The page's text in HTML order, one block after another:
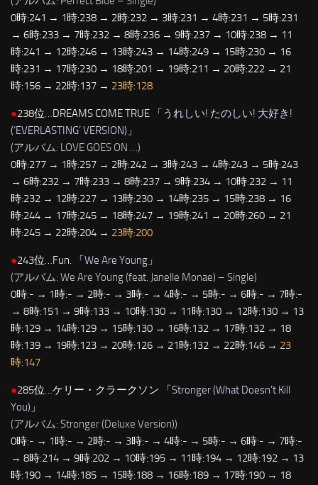
0時:241 → 1時:238 → 2時:232 → 3時:231 → 4時:231 → 5時:231
→ 6時:233 → 7時:232 → 8時:236 → 9時:237 → 10時:238 → 11
時:241 → 12時:246 → 13時:243 → 14時:249 → 15時:230 → 16
時:231 → 17時:230 → 18時:201 → 19時:211 → 20時:222 → 21
時:156 → 22時:137 → 23時:128
●238位…DREAMS COME TRUE 「うれしい! たのしい! 大好き!
(‘EVERLASTING’ VERSION) 」
(アルバム: LOVE GOES ON …)
0時:277 → 1時:257 → 2時:242 → 3時:243 → 4時:243 → 5時:243
→ 6時:232 → 7時:233 → 8時:237 → 9時:234 → 10時:232 → 11
時:232 → 12時:227 → 13時:230 → 14時:235 → 15時:238 → 16
時:244 → 17時:245 → 18時:247 → 19時:241 → 20時:260 → 21
時:245 → 22時:204 → 23時:200
●243位…Fun. 「We Are Young 」
(アルバム: We Are Young (feat. Janelle Monae) – Single)
0時:- → 1時:- → 2時:- → 3時:- → 4時:- → 5時:- → 6時:- → 7時:-
→ 8時:151 → 9時:133 → 10時:130 → 11時:130 → 12時:130 → 13
時:129 → 14時:129 → 15時:130 → 16時:132 → 17時:132 → 18
時:139 → 19時:123 → 20時:126 → 21時:132 → 22時:146 → 23
時:147
●285位…ケリー・クラークソン 「Stronger (What Doesn’t Kill
You) 」
(アルバム: Stronger (Deluxe Version))
0時:- → 1時:- → 2時:- → 3時:- → 4時:- → 5時:- → 6時:- → 7時:-
→ 8時:214 → 9時:202 → 10時:195 → 11時:194 → 12時:192 → 13
時:190 → 14時:185 → 15時:188 → 16時:189 → 17時:190 → 18